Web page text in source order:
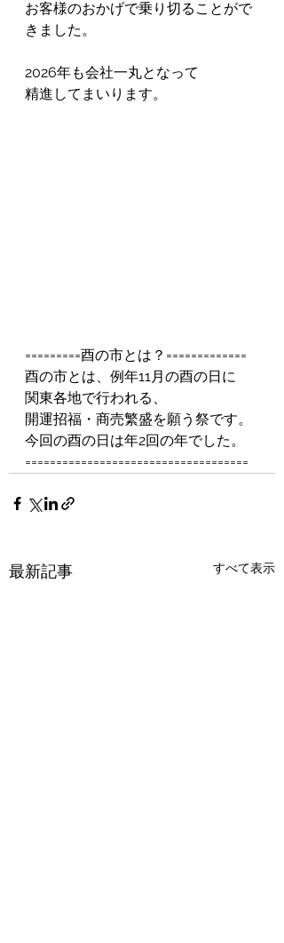
お客様のおかげで乗り切ることがで
きました。
2026年も会社一丸となって
精進してまいります。
=========酉の市とは？=============
酉の市とは、例年11月の酉の日に
関東各地で行われる、
開運招福・商売繁盛を願う祭です。
今回の酉の日は年2回の年でした。
====================================
最新記事 すべて表示